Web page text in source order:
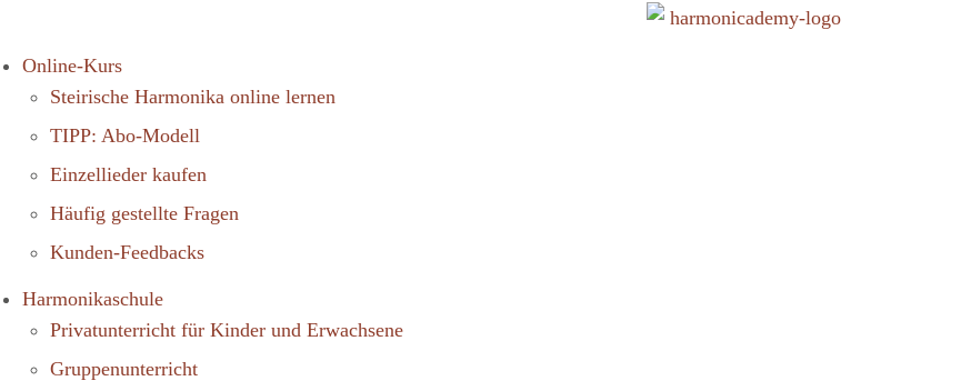
Online-Kurs
Steirische Harmonika online lernen
TIPP: Abo-Modell
Einzellieder kaufen
Häufig gestellte Fragen
Kunden-Feedbacks
Harmonikaschule
Privatunterricht für Kinder und Erwachsene
Gruppenunterricht